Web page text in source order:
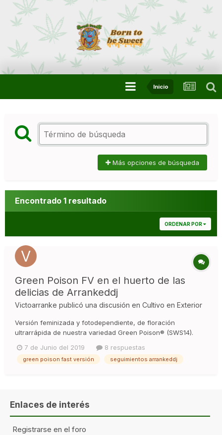
Inicio
Más opciones de búsqueda
Encontrado 1 resultado
ORDENAR POR
Green Poison FV en el huerto de las
delicias de Arrankeddj
Victoarranke publicó una discusión en Cultivo en Exterior
Versión feminizada y fotodependiente, de floración
ultrarrápida de nuestra variedad Green Poison® (SWS14).
nuestra apreciada Green Poison® y una cepa seleccionada
de autoflorecientes de 3ª generación de la variedad Green
7 de Junio del 2019 8 respuestas
green poison fast versión seguimientos arrankeddj
Enlaces de interés
Registrarse en el foro